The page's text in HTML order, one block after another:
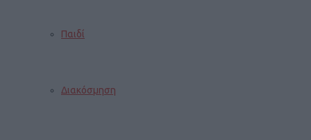
Παιδί
Διακόσμηση